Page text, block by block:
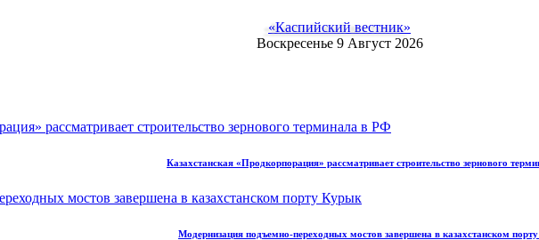
«Каспийский вестник»
Воскресенье 9 Август 2026
Казахстанская «Продкорпорация» рассматривает строительство зернового
Модернизация подъемно-переходных мостов завершена в казахстанском